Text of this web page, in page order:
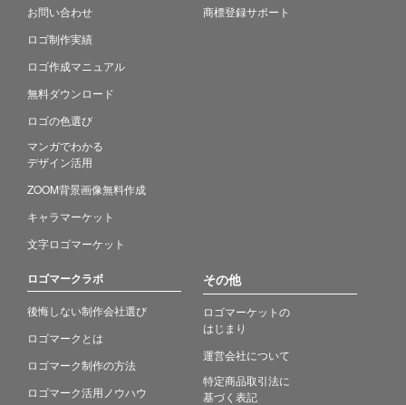
お問い合わせ
ロゴ制作実績
ロゴ作成マニュアル
無料ダウンロード
ロゴの色選び
マンガでわかる
デザイン活用
ZOOM背景画像無料作成
キャラマーケット
文字ロゴマーケット
商標登録サポート
ロゴマークラボ
後悔しない制作会社選び
ロゴマークとは
ロゴマーク制作の方法
ロゴマーク活用ノウハウ
その他
ロゴマーケットの
はじまり
運営会社について
特定商品取引法に
基づく表記